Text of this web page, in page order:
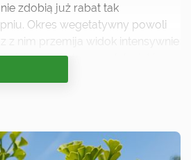
zdobią już rabat tak
Okres wegetatywny powoli
z nim przemija widok intensywnie
pięknych, kolorowych kwiatów